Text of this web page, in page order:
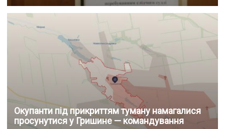
Окупанти під прикриттям туману намагалися
просунутися у Гришине — командування